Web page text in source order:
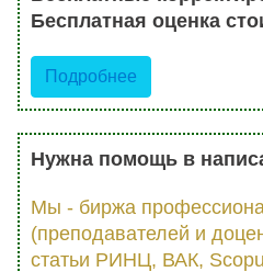
Бесплатная оценка
Подробнее
Нужна помощь в
Мы - биржа
(преподавателей и
статьи РИНЦ, ВАК,